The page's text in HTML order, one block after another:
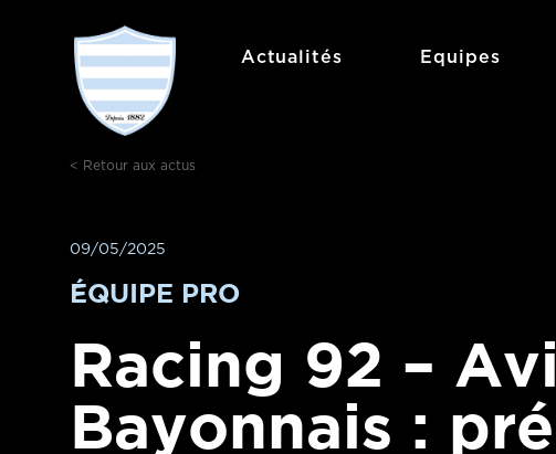
Actualités Equipes
< Retour aux actus
09/05/2025
ÉQUIPE PRO
Racing 92 –
Bayonnais :